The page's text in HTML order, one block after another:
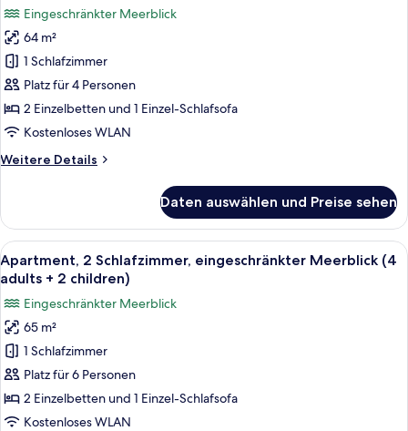
+
child)
Apartment,
2 Schlafzimmer,
eingeschränkter
Meerblick
(4
adults)
Eingeschränkter Meerblick
64 m²
1 Schlafzimmer
Platz für 4 Personen
2 Einzelbetten und 1 Einzel-Schlafsofa
Kostenloses WLAN
Weitere Details
Weitere
2 Schlafzimmer,
eingeschränkter
Meerblick
(4
Daten auswählen und Preise sehen
Alle
Fotos
Apartment,
2 Schlafzimmer,
eingeschränkter
Meerblick
(4
adults
Verdunkelungsvorhänge,
13
Apartment, 2 Schlafzimmer, eingeschränkter Meerblick (4
adults + 2 children)
Eingeschränkter Meerblick
65 m²
1 Schlafzimmer
Platz für 6 Personen
2 Einzelbetten und 1 Einzel-Schlafsofa
Kostenloses WLAN